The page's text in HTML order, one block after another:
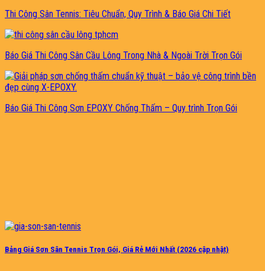
Thi Công Sân Tennis: Tiêu Chuẩn, Quy Trình & Báo Giá Chi Tiết
Báo Giá Thi Công Sân Cầu Lông Trong Nhà & Ngoài Trời Trọn Gói
Báo Giá Thi Công Sơn EPOXY Chống Thấm – Quy trình Trọn Gói
Bảng Giá Sơn Sân Tennis Trọn Gói, Giá Rẻ Mới Nhất (2026 cập nhật)